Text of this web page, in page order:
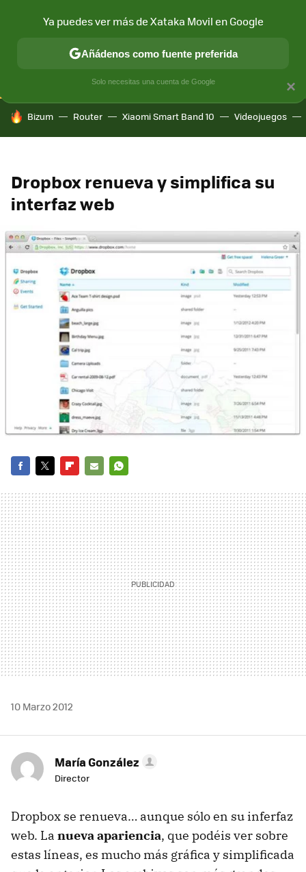
CONECTIVIDAD MÓVIL Y SOCIEDAD APLICACIONES
HOY SE HABLA DE
Bizum Router Xiaomi Smart Band 10 Videojuegos
Dropbox renueva y simplifica su
interfaz web
MAIL
10 Marzo 2012
María González
Director
Dropbox se renueva… aunque sólo en su inferfaz
web. La nueva apariencia, que podéis ver sobre
estas líneas, es mucho más gráfica y simplificada
×
Ya puedes ver más de Xataka Movil en Google
Añádenos como fuente preferida
Solo necesitas una cuenta de Google